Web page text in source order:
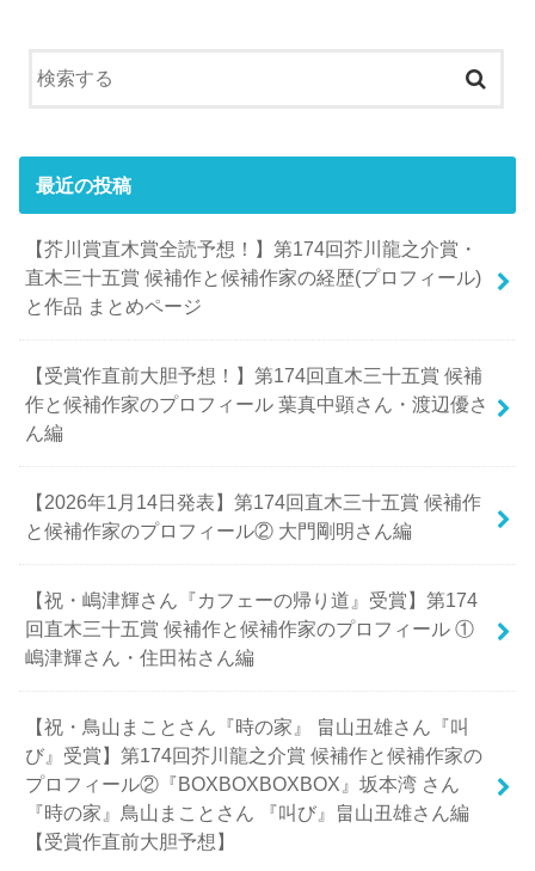
最近の投稿
【芥川賞直木賞全読予想！】第174回芥川龍之介賞・
直木三十五賞 候補作と候補作家の経歴(プロフィール)
と作品 まとめページ
【受賞作直前大胆予想！】第174回直木三十五賞 候補
作と候補作家のプロフィール 葉真中顕さん・渡辺優さ
ん編
【2026年1月14日発表】第174回直木三十五賞 候補作
と候補作家のプロフィール② 大門剛明さん編
【祝・嶋津輝さん『カフェーの帰り道』受賞】第174
回直木三十五賞 候補作と候補作家のプロフィール ①
嶋津輝さん・住田祐さん編
【祝・鳥山まことさん『時の家』 畠山丑雄さん『叫
び』受賞】第174回芥川龍之介賞 候補作と候補作家の
プロフィール②『BOXBOXBOXBOX』坂本湾 さん
『時の家』鳥山まことさん 『叫び』畠山丑雄さん編
【受賞作直前大胆予想】